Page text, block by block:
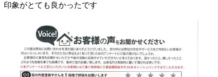
印象がとても良かったです